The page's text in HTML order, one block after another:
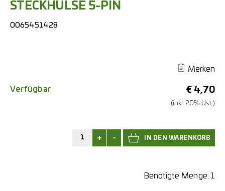
STECKHÜLSE 5-PIN
0065451428
Merken
€ 4,70
(inkl. 20% Ust.)
Verfügbar
+ -
Benötigte Menge: 1